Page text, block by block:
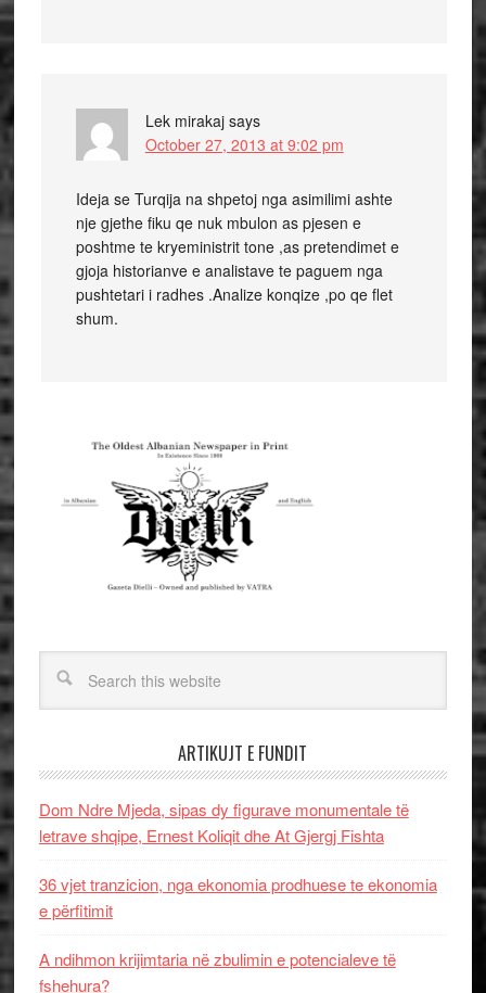
Lek mirakaj says
October 27, 2013 at 9:02 pm
Ideja se Turqija na shpetoj nga asimilimi ashte
nje gjethe fiku qe nuk mbulon as pjesen e
poshtme te kryeministrit tone ,as pretendimet e
gjoja historianve e analistave te paguem nga
pushtetari i radhes .Analize konqize ,po qe flet
shum.
ARTIKUJT E FUNDIT
Dom Ndre Mjeda, sipas dy figurave monumentale të
letrave shqipe, Ernest Koliqit dhe At Gjergj Fishta
36 vjet tranzicion, nga ekonomia prodhuese te ekonomia
e përfitimit
A ndihmon krijimtaria në zbulimin e potencialeve të
fshehura?